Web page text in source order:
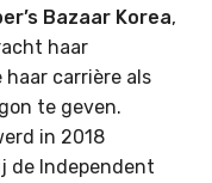
Bazaar Korea,
haar
carrière als
te geven.
in 2018
de Independent